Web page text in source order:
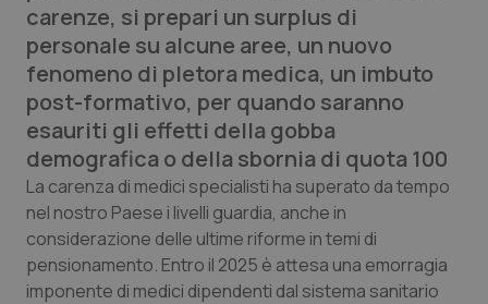
Campania
Emilia-Romagna
Friuli Venezia Giulia
Lazio
Liguria
Lombardia
Car-T
Colesterolo & coronaropatie
Dermatite Atopica
Diabete & glucometri
Disturbi dell’umore
Dolore
carenze, si prepari un surplus di
personale su alcune aree, un nuovo
fenomeno di pletora medica, un imbuto
post-formativo, per quando saranno
esauriti gli effetti della gobba
demografica o della sbornia di quota 100
La carenza di medici specialisti ha superato da tempo
nel nostro Paese i livelli guardia, anche in
considerazione delle ultime riforme in temi di
pensionamento. Entro il 2025 è attesa una emorragia
imponente di medici dipendenti dal sistema sanitario